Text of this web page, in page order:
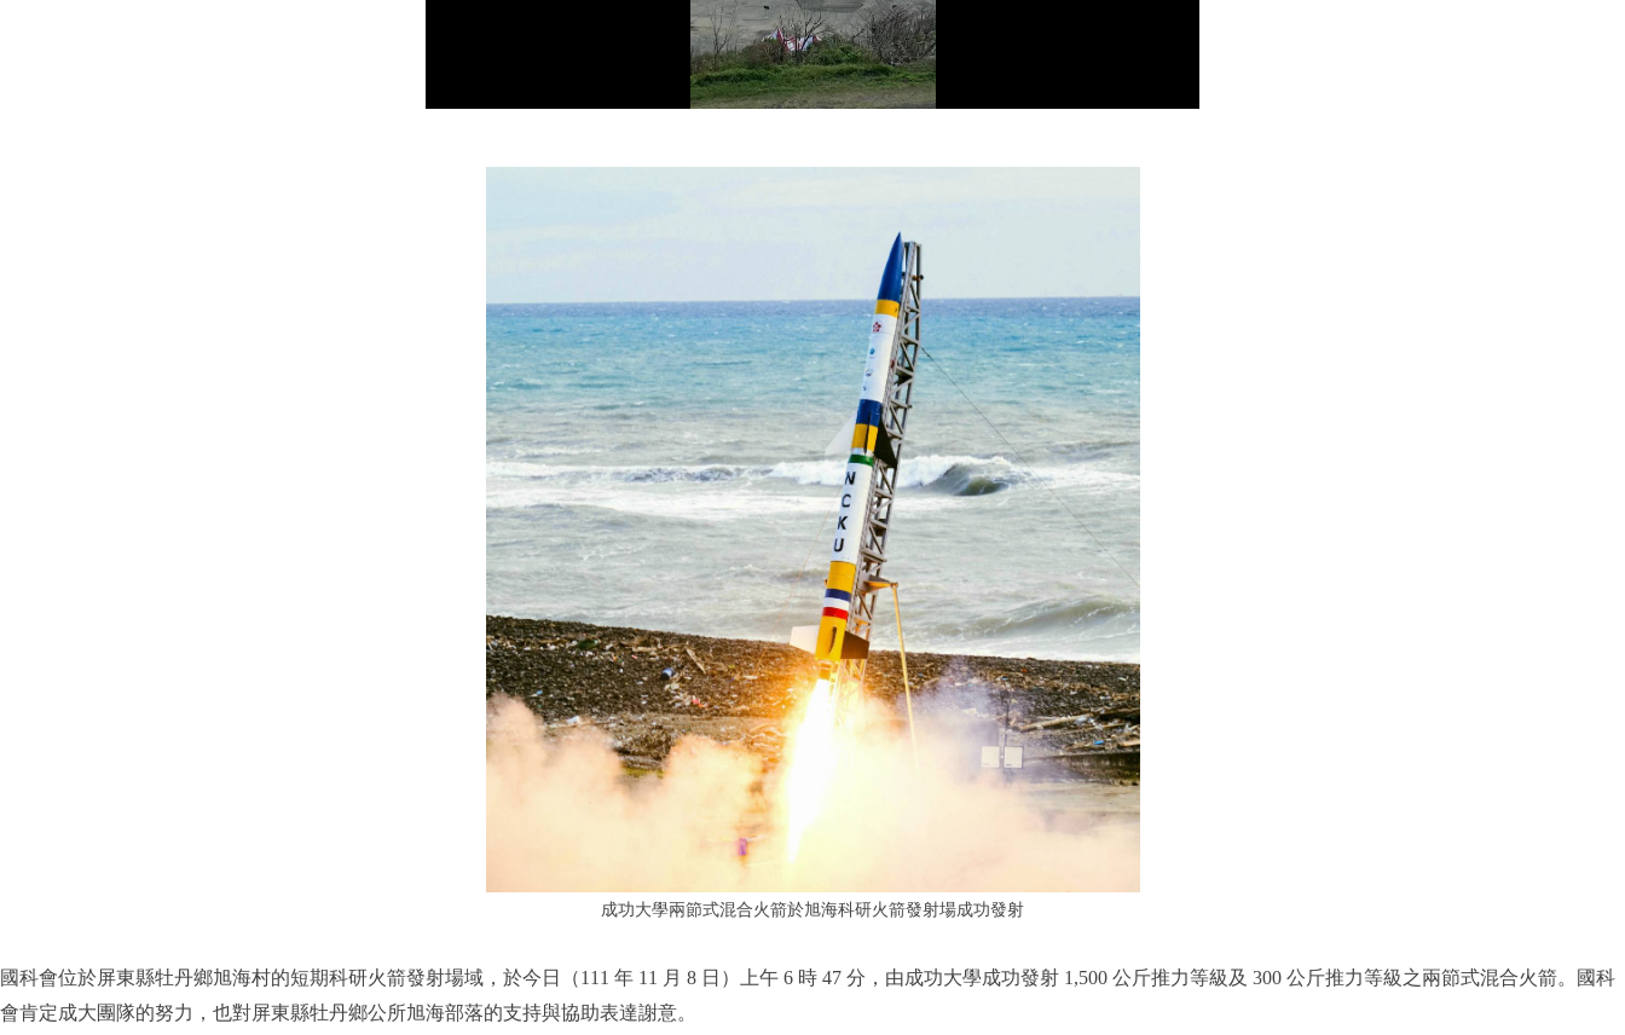
成功大學兩節式混合火箭於旭海科研火箭發射場成功發射
國科會位於屏東縣牡丹鄉旭海村的短期科研火箭發射場域，於今日（111 年 11 月 8 日）上午 6 時 47 分，由成功大學成功發射 1,500 公斤推力等級及 300 公斤推力等級之兩節式混合火箭。國科
會肯定成大團隊的努力，也對屏東縣牡丹鄉公所旭海部落的支持與協助表達謝意。